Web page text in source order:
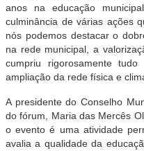
anos na educação
culminância de várias ações
nós podemos destacar o
na rede municipal, a
cumpriu rigorosamente
ampliação da rede física e
A presidente do Conselho
do fórum, Maria das Mercês
o evento é uma atividade
avalia a qualidade da